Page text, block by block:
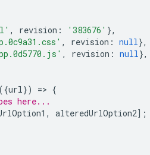
, revision : '383676' },
, revision : null},
, revision : null},
({url}) => {
here...
, alteredUrlOption2];